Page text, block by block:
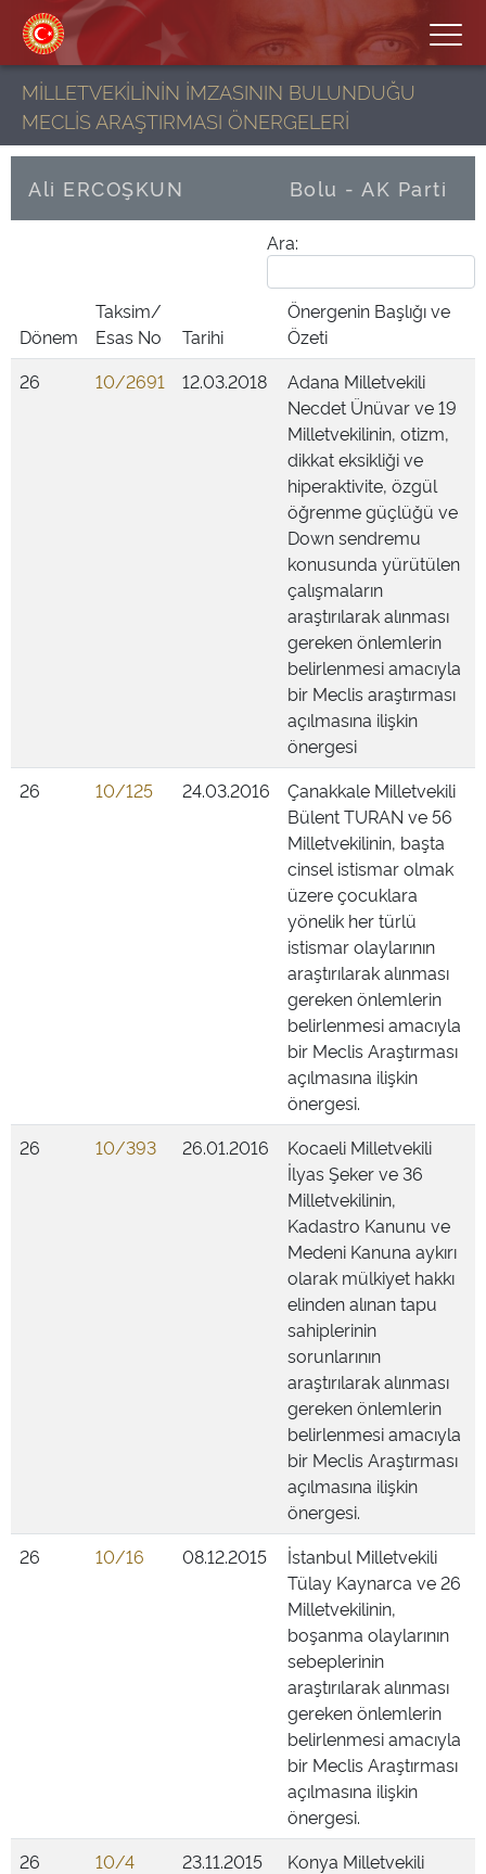
MİLLETVEKİLİNİN İMZASININ BULUNDUĞU
MECLİS ARAŞTIRMASI ÖNERGELERİ
Ali ERCOŞKUN Bolu - AK Parti
Ara:
Dönem
Taksim/
Esas No
Tarihi
Önergenin Başlığı ve
Özeti
26
10/2691 12.03.2018
Adana Milletvekili
Necdet Ünüvar ve 19
Milletvekilinin, otizm,
dikkat eksikliği ve
hiperaktivite, özgül
öğrenme güçlüğü ve
Down sendremu
konusunda yürütülen
çalışmaların
araştırılarak alınması
gereken önlemlerin
belirlenmesi amacıyla
bir Meclis araştırması
açılmasına ilişkin
önergesi
26
10/125 24.03.2016
Çanakkale Milletvekili
Bülent TURAN ve 56
Milletvekilinin, başta
cinsel istismar olmak
üzere çocuklara
yönelik her türlü
istismar olaylarının
araştırılarak alınması
gereken önlemlerin
belirlenmesi amacıyla
bir Meclis Araştırması
açılmasına ilişkin
önergesi.
26
10/393 26.01.2016
Kocaeli Milletvekili
İlyas Şeker ve 36
Milletvekilinin,
Kadastro Kanunu ve
Medeni Kanuna aykırı
olarak mülkiyet hakkı
elinden alınan tapu
sahiplerinin
sorunlarının
araştırılarak alınması
gereken önlemlerin
belirlenmesi amacıyla
bir Meclis Araştırması
açılmasına ilişkin
önergesi.
26
10/16 08.12.2015
İstanbul Milletvekili
Tülay Kaynarca ve 26
Milletvekilinin,
boşanma olaylarının
sebeplerinin
araştırılarak alınması
gereken önlemlerin
belirlenmesi amacıyla
bir Meclis Araştırması
açılmasına ilişkin
önergesi.
26
10/4 23.11.2015
Konya Milletvekili